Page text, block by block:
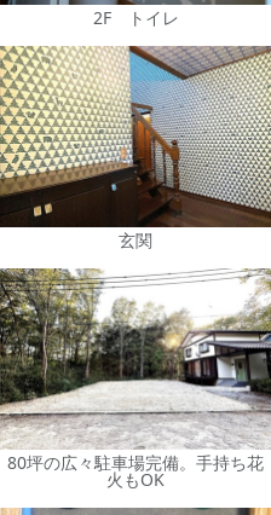
2F トイレ
玄関
80坪の広々駐車場完備。手持ち花
火もOK